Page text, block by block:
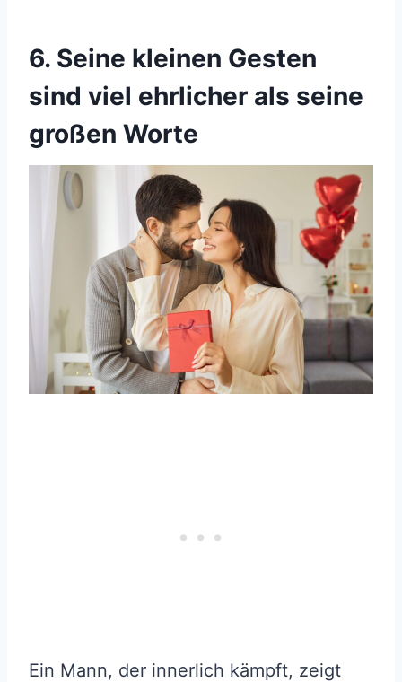
6. Seine kleinen Gesten
sind viel ehrlicher als seine
großen Worte
Ein Mann, der innerlich kämpft, zeigt